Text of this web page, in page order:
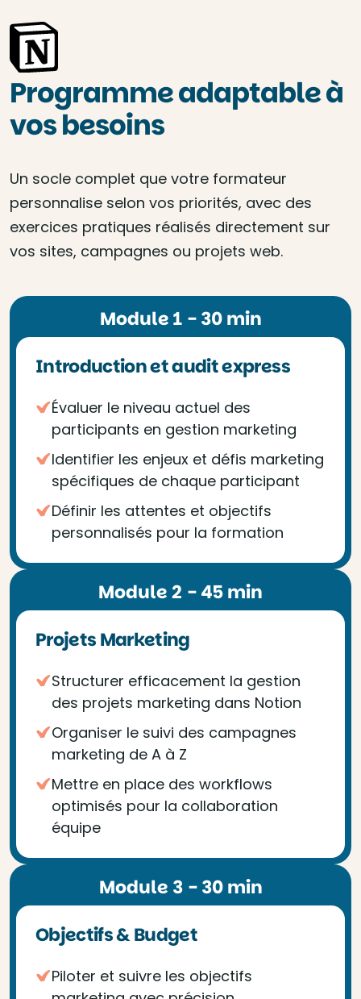
Programme adaptable à
vos besoins
Un socle complet que votre formateur
personnalise selon vos priorités, avec des
exercices pratiques réalisés directement sur
vos sites, campagnes ou projets web.
Module 1 - 30 min
Introduction et audit express
Évaluer le niveau actuel des
participants en gestion marketing
Identifier les enjeux et défis marketing
spécifiques de chaque participant
Définir les attentes et objectifs
personnalisés pour la formation
Module 2 - 45 min
Projets Marketing
Structurer efficacement la gestion
des projets marketing dans Notion
Organiser le suivi des campagnes
marketing de A à Z
Mettre en place des workflows
optimisés pour la collaboration
équipe
Module 3 - 30 min
Objectifs & Budget
Piloter et suivre les objectifs